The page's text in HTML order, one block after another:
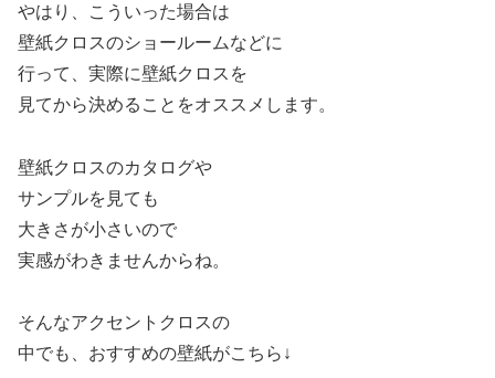
やはり、こういった場合は
壁紙クロスのショールームなどに
行って、実際に壁紙クロスを
見てから決めることをオススメします。
壁紙クロスのカタログや
サンプルを見ても
大きさが小さいので
実感がわきませんからね。
そんなアクセントクロスの
中でも、おすすめの壁紙がこちら↓